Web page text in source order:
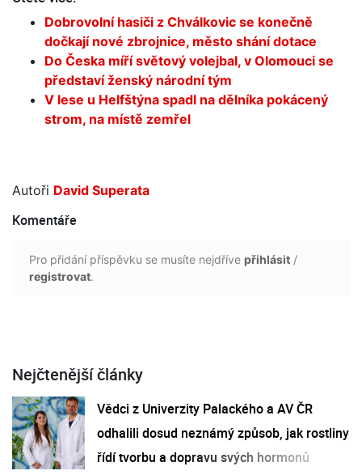
Dobrovolní hasiči z Chválkovic se konečně
dočkají nové zbrojnice, město shání dotace
Do Česka míří světový volejbal, v Olomouci se
představí ženský národní tým
V lese u Helfštýna spadl na dělníka pokácený
strom, na místě zemřel
Autoři David Superata
Komentáře
Pro přidání příspěvku se musíte nejdříve přihlásit /
registrovat.
Nejčtenější články
Vědci z Univerzity Palackého a AV ČR
odhalili dosud neznámý způsob, jak rostliny
řídí tvorbu a dopravu svých hormonů